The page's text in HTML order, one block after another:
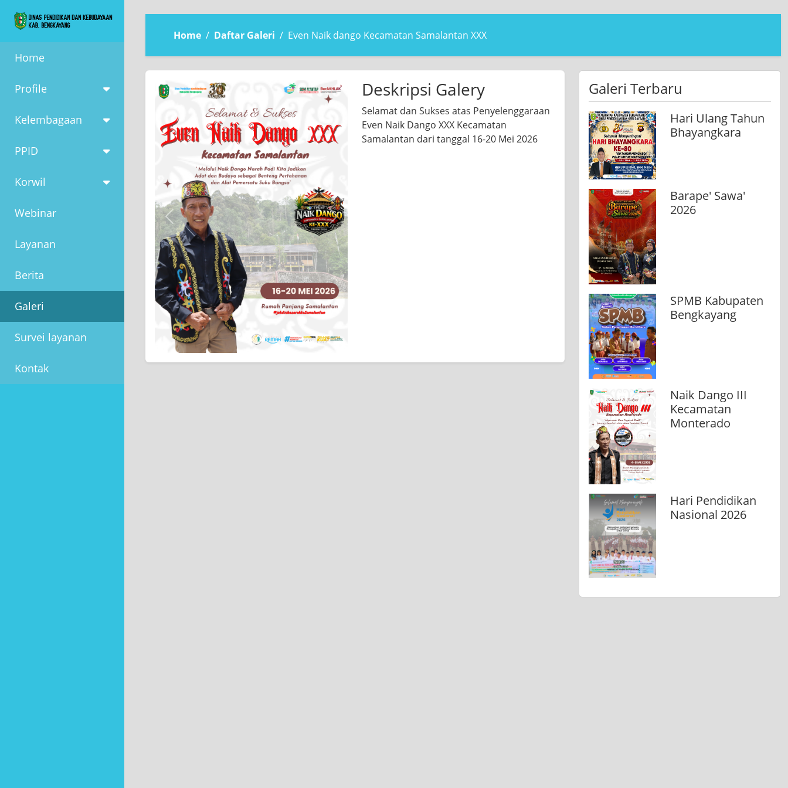
Home
Profile
Kelembagaan
PPID
Korwil
Webinar
Layanan
Berita
Galeri
Survei layanan
Kontak
Home Daftar Galeri Even Naik dango Kecamatan Samalantan XXX
Previous Next
Deskripsi Galery
Selamat dan Sukses atas Penyelenggaraan
Even Naik Dango XXX Kecamatan
Samalantan dari tanggal 16-20 Mei 2026
Galeri Terbaru
Hari Ulang Tahun
Bhayangkara
Barape' Sawa'
2026
SPMB Kabupaten
Bengkayang
Naik Dango III
Kecamatan
Monterado
Hari Pendidikan
Nasional 2026